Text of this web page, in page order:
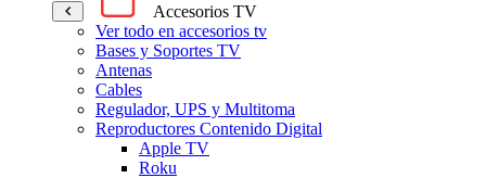
Accesorios TV
Ver todo en accesorios tv
Bases y Soportes TV
Antenas
Cables
Regulador, UPS y Multitoma
Reproductores Contenido Digital
Apple TV
Roku